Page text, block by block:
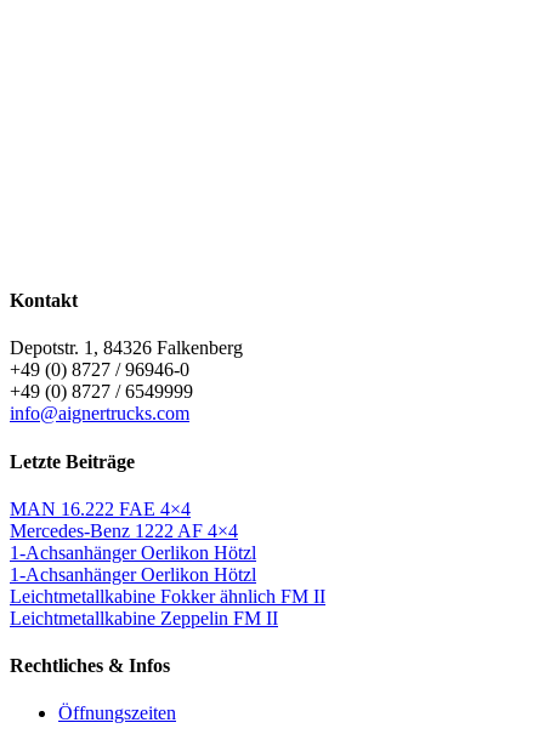
Kontakt
Depotstr. 1, 84326 Falkenberg
+49 (0) 8727 / 96946-0
+49 (0) 8727 / 6549999
info@aignertrucks.com
Letzte Beiträge
MAN 16.222 FAE 4×4
Mercedes-Benz 1222 AF 4×4
1-Achsanhänger Oerlikon Hötzl
1-Achsanhänger Oerlikon Hötzl
Leichtmetallkabine Fokker ähnlich FM II
Leichtmetallkabine Zeppelin FM II
Rechtliches & Infos
Öffnungszeiten